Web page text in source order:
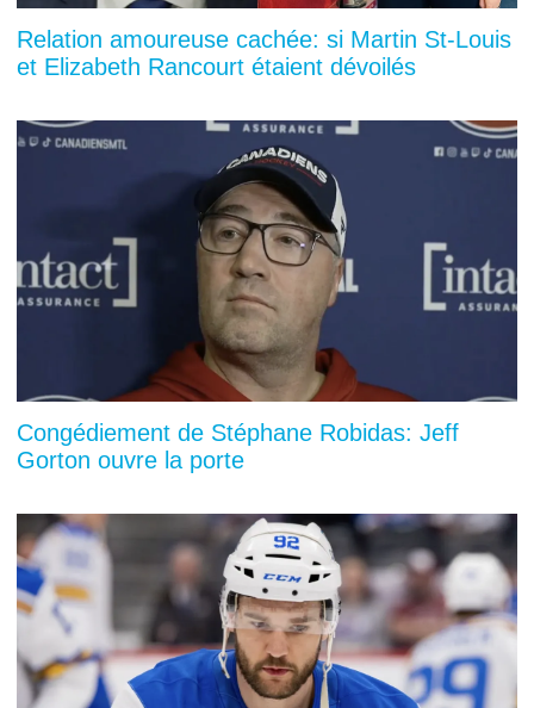
Relation amoureuse cachée: si Martin St-Louis
et Elizabeth Rancourt étaient dévoilés
Congédiement de Stéphane Robidas: Jeff
Gorton ouvre la porte